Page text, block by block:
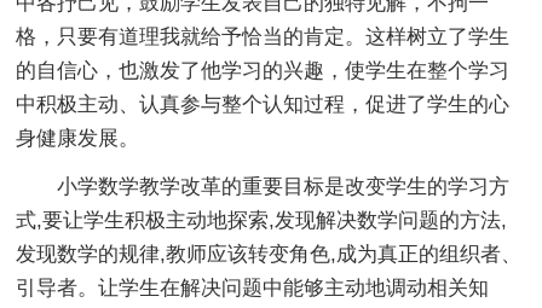
格，只要有道理我就给予恰当的肯定。这样树立了学生
的自信心，也激发了他学习的兴趣，使学生在整个学习
中积极主动、认真参与整个认知过程，促进了学生的心
身健康发展。
小学数学教学改革的重要目标是改变学生的学习方
式,要让学生积极主动地探索,发现解决数学问题的方法,
发现数学的规律,教师应该转变角色,成为真正的组织者、
引导者。让学生在解决问题中能够主动地调动相关知